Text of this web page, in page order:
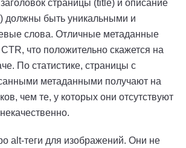
страницы (title) и описание
должны быть уникальными и
слова. Отличные метаданные
CTR, что положительно скажется на
По статистике, страницы с
метаданными получают на
чем те, у которых они отсутствуют
alt-теги для изображений. Они не